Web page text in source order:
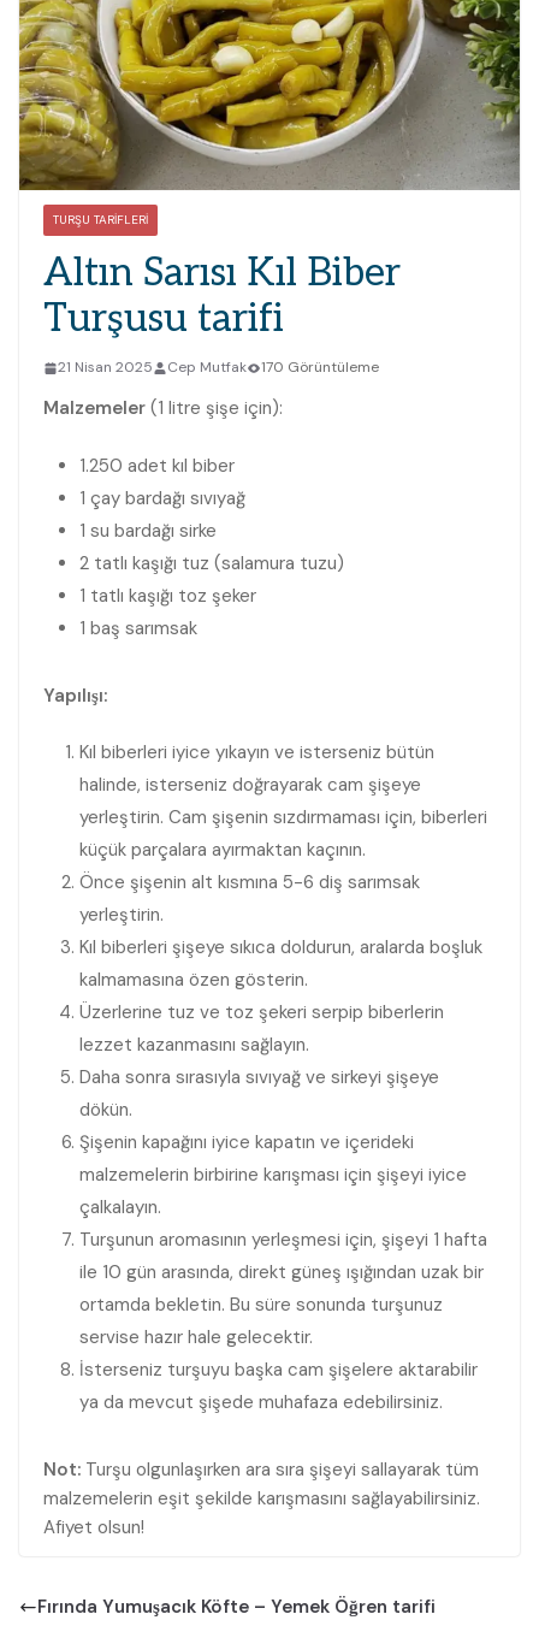
TURŞU TARIFLERI
Altın Sarısı Kıl Biber
Turşusu tarifi
21 Nisan 2025 Cep Mutfak 170 Görüntüleme
Malzemeler (1 litre şişe için):
1.250 adet kıl biber
1 çay bardağı sıvıyağ
1 su bardağı sirke
2 tatlı kaşığı tuz (salamura tuzu)
1 tatlı kaşığı toz şeker
1 baş sarımsak
Yapılışı:
Kıl biberleri iyice yıkayın ve isterseniz bütün
halinde, isterseniz doğrayarak cam şişeye
yerleştirin. Cam şişenin sızdırmaması için, biberleri
küçük parçalara ayırmaktan kaçının.
Önce şişenin alt kısmına 5-6 diş sarımsak
yerleştirin.
Kıl biberleri şişeye sıkıca doldurun, aralarda boşluk
kalmamasına özen gösterin.
Üzerlerine tuz ve toz şekeri serpip biberlerin
lezzet kazanmasını sağlayın.
Daha sonra sırasıyla sıvıyağ ve sirkeyi şişeye
dökün.
Şişenin kapağını iyice kapatın ve içerideki
malzemelerin birbirine karışması için şişeyi iyice
çalkalayın.
Turşunun aromasının yerleşmesi için, şişeyi 1 hafta
ile 10 gün arasında, direkt güneş ışığından uzak bir
ortamda bekletin. Bu süre sonunda turşunuz
servise hazır hale gelecektir.
İsterseniz turşuyu başka cam şişelere aktarabilir
ya da mevcut şişede muhafaza edebilirsiniz.
Not: Turşu olgunlaşırken ara sıra şişeyi sallayarak tüm
malzemelerin eşit şekilde karışmasını sağlayabilirsiniz.
Afiyet olsun!
Fırında Yumuşacık Köfte – Yemek Öğren tarifi